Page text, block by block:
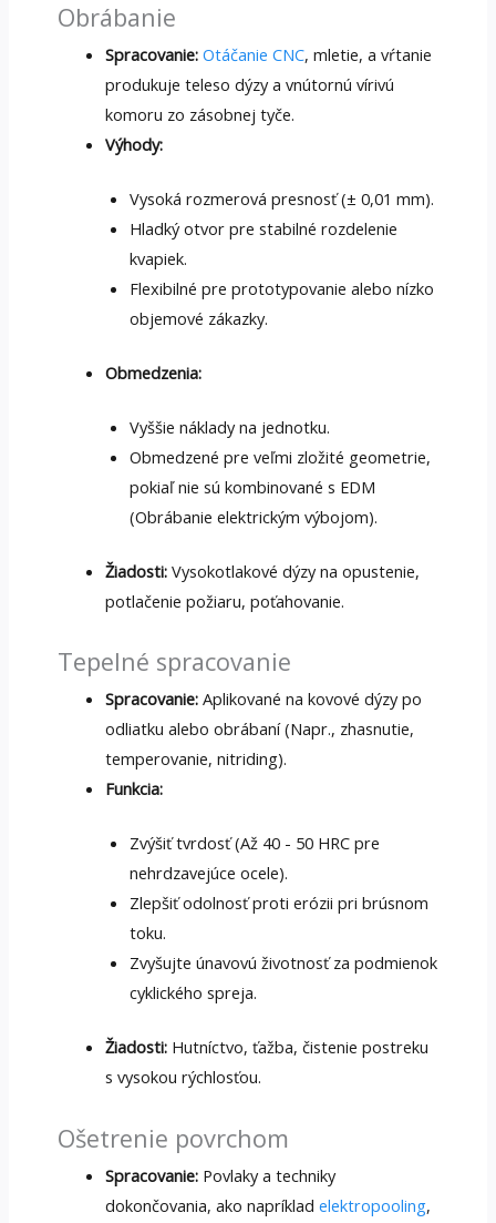
Obrábanie
Spracovanie: Otáčanie CNC, mletie, a vŕtanie
produkuje teleso dýzy a vnútornú vírivú
komoru zo zásobnej tyče.
Výhody:
Vysoká rozmerová presnosť (± 0,01 mm).
Hladký otvor pre stabilné rozdelenie
kvapiek.
Flexibilné pre prototypovanie alebo nízko
objemové zákazky.
Obmedzenia:
Vyššie náklady na jednotku.
Obmedzené pre veľmi zložité geometrie,
pokiaľ nie sú kombinované s EDM
(Obrábanie elektrickým výbojom).
Žiadosti: Vysokotlakové dýzy na opustenie,
potlačenie požiaru, poťahovanie.
Tepelné spracovanie
Spracovanie: Aplikované na kovové dýzy po
odliatku alebo obrábaní (Napr., zhasnutie,
temperovanie, nitriding).
Funkcia:
Zvýšiť tvrdosť (Až 40 - 50 HRC pre
nehrdzavejúce ocele).
Zlepšiť odolnosť proti erózii pri brúsnom
toku.
Zvyšujte únavovú životnosť za podmienok
cyklického spreja.
Žiadosti: Hutníctvo, ťažba, čistenie postreku
s vysokou rýchlosťou.
Ošetrenie povrchom
Spracovanie: Povlaky a techniky
dokončovania, ako napríkladelektropooling,